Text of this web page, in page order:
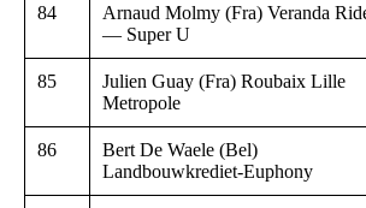
84
Arnaud Molmy (Fra) Veranda
— Super U
85
Julien Guay (Fra) Roubaix Lille
Metropole
86
Bert De Waele (Bel)
Landbouwkrediet-Euphony